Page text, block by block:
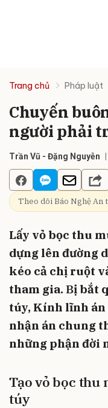
Trang chủ Pháp luật
Chuyến
người phải
Trần Vũ - Đặng Nguyễn
Theo dõi Báo Nghệ An
Lấy vỏ bọc thu
dựng lên đường
kéo cả chị ruột
tham gia. Bị bắt
túy, Kính lĩnh
nhận án chung
những phận đời
Tạo vỏ bọc thu
túy